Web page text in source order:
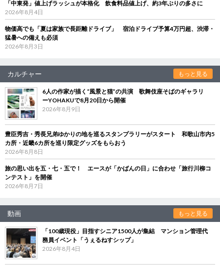
「中東発」値上げラッシュが本格化 飲食料品値上げ、約3年ぶりの多さに
2026年8月4日
物価高でも「夏は家族で長距離ドライブ」 宿泊ドライブ予算4万円超、渋滞・
猛暑への備えも必須
2026年8月3日
カルチャー もっと見る
6人の作家が描く“風景と猫”の共演 歌舞伎座そばのギャラリ
ーYOHAKUで8月20日から開催
2026年8月9日
豊臣秀吉・秀長兄弟ゆかりの地を巡るスタンプラリーがスタート 和歌山市内5
カ所・近畿6カ所を巡り限定グッズをもらおう
2026年8月8日
旅の思い出を五・七・五で！ エースが「かばんの日」に合わせ「旅行川柳コ
ンテスト」を開催
2026年8月7日
動画 もっと見る
「100歳現役」目指すシニア1500人が集結 マンション管理代
務員イベント「うぇるねすシップ」
2026年8月4日